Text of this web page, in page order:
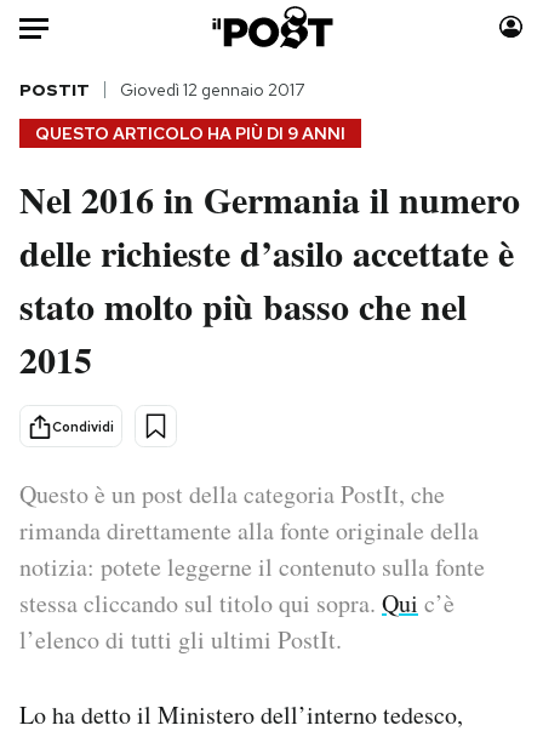
Auto
HOME
Italia
Politica
Tecnologia
Scienza
Cultura
Economia
Sport
Moda
Consumismi
Storie/Idee
Mondiali calcio 2026
PODCAST
QUESTO ARTICOLO HA PIÙ DI 9 ANNI
POSTIT Giovedì 12 gennaio 2017
Nel 2016 in Germania il numero
delle richieste d’asilo accettate è
stato molto più basso che nel
2015
Condividi
Questo è un post della categoria PostIt, che
rimanda direttamente alla fonte originale della
notizia: potete leggerne il contenuto sulla fonte
stessa cliccando sul titolo qui sopra. Qui c’è
l’elenco di tutti gli ultimi PostIt.
Lo ha detto il Ministero dell’interno tedesco,